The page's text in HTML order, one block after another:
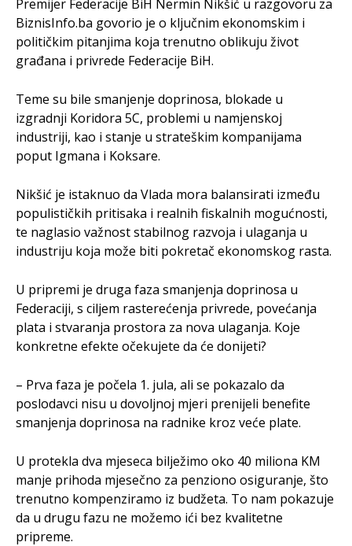
Premijer Federacije BiH Nermin Nikšić u razgovoru za
BiznisInfo.ba govorio je o ključnim ekonomskim i
političkim pitanjima koja trenutno oblikuju život
građana i privrede Federacije BiH.
Teme su bile smanjenje doprinosa, blokade u
izgradnji Koridora 5C, problemi u namjenskoj
industriji, kao i stanje u strateškim kompanijama
poput Igmana i Koksare.
Nikšić je istaknuo da Vlada mora balansirati između
populističkih pritisaka i realnih fiskalnih mogućnosti,
te naglasio važnost stabilnog razvoja i ulaganja u
industriju koja može biti pokretač ekonomskog rasta.
U pripremi je druga faza smanjenja doprinosa u
Federaciji, s ciljem rasterećenja privrede, povećanja
plata i stvaranja prostora za nova ulaganja. Koje
konkretne efekte očekujete da će donijeti?
– Prva faza je počela 1. jula, ali se pokazalo da
poslodavci nisu u dovoljnoj mjeri prenijeli benefite
smanjenja doprinosa na radnike kroz veće plate.
U protekla dva mjeseca bilježimo oko 40 miliona KM
manje prihoda mjesečno za penziono osiguranje, što
trenutno kompenziramo iz budžeta. To nam pokazuje
da u drugu fazu ne možemo ići bez kvalitetne
pripreme.